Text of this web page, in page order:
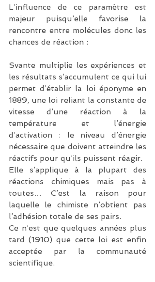
L’influence de ce paramètre est
majeur puisqu’elle favorise la
rencontre entre molécules donc les
chances de réaction :
Svante multiplie les expériences et
les résultats s’accumulent ce qui lui
permet d’établir la loi éponyme en
1889, une loi reliant la constante de
vitesse d’une réaction à la
température et l’énergie
d’activation : le niveau d’énergie
nécessaire que doivent atteindre les
réactifs pour qu’ils puissent réagir.
Elle s’applique à la plupart des
réactions chimiques mais pas à
toutes… C’est la raison pour
laquelle le chimiste n’obtient pas
l’adhésion totale de ses pairs.
Ce n’est que quelques années plus
tard (1910) que cette loi est enfin
acceptée par la communauté
scientifique.